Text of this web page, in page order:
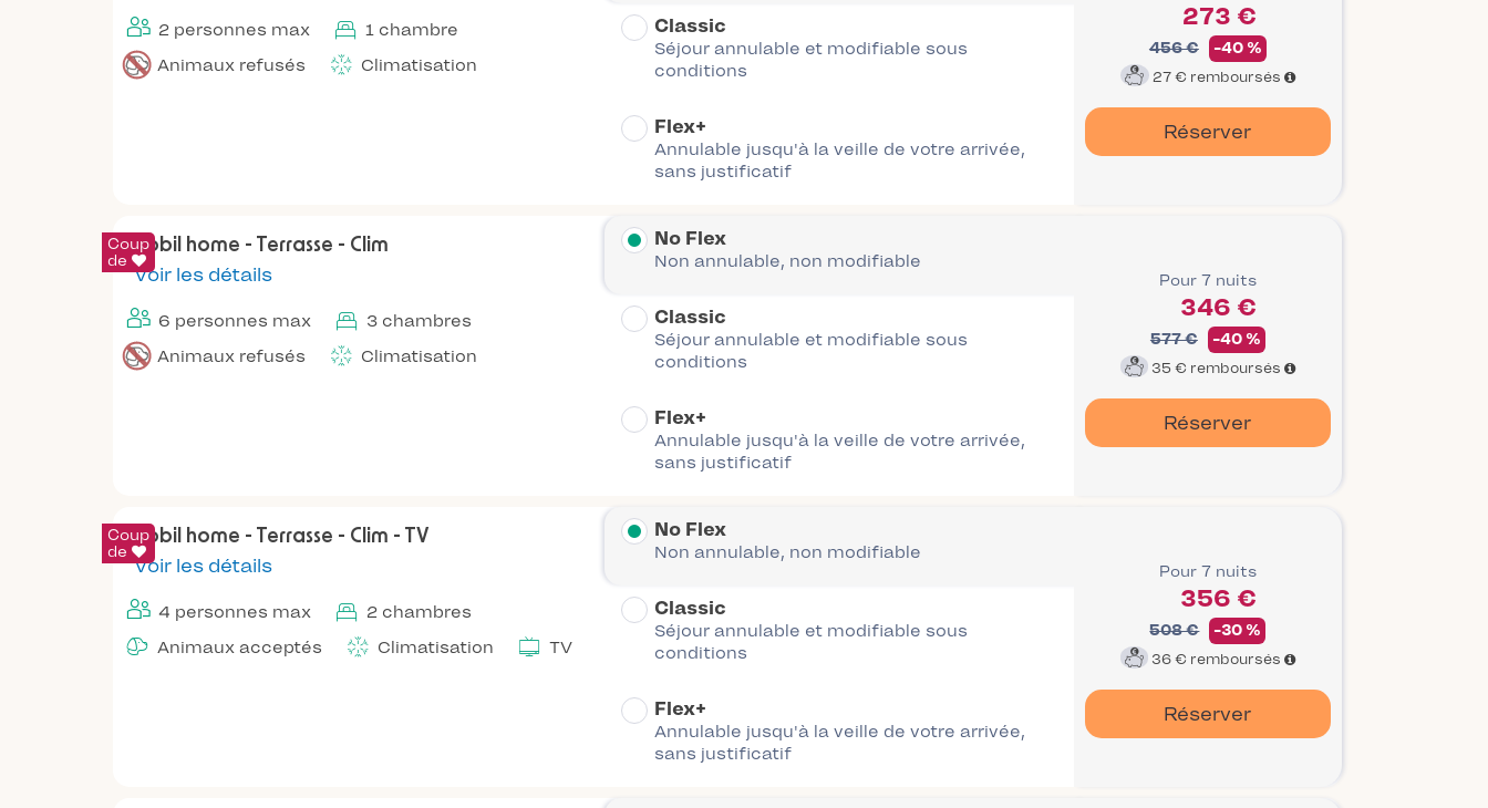
2 personnes max
1 chambre
Animaux refusés
Climatisation
Classic
Séjour annulable et modifiable sous
conditions
Flex+
Annulable jusqu'à la veille de votre arrivée,
sans justificatif
273 €
456 € -40 %
27 € remboursés
Réserver
Coup
de
Mobil home - Terrasse - Clim
Voir les détails
6 personnes max
3 chambres
Animaux refusés
Climatisation
No Flex
Non annulable, non modifiable
Classic
Séjour annulable et modifiable sous
conditions
Flex+
Annulable jusqu'à la veille de votre arrivée,
sans justificatif
Pour 7 nuits
346 €
577 € -40 %
35 € remboursés
Réserver
Coup
de
Mobil home - Terrasse - Clim - TV
Voir les détails
4 personnes max
2 chambres
Animaux acceptés
Climatisation TV
No Flex
Non annulable, non modifiable
Classic
Séjour annulable et modifiable sous
conditions
Flex+
Annulable jusqu'à la veille de votre arrivée,
sans justificatif
Pour 7 nuits
356 €
508 € -30 %
36 € remboursés
Réserver